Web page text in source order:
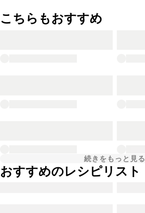
こちらもおすすめ
続きをもっと見る
おすすめのレシピリスト